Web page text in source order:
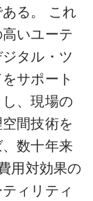
る。 これ
いユーテ
タル・ツ
サポート
、現場の
間技術を
数十年来
用対効果の
ィリティ